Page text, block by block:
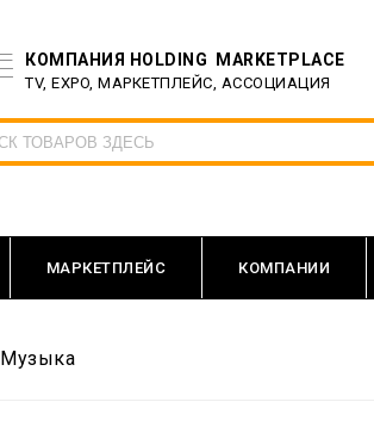
КОМПАНИЯ HOLDING MARKETPLACE
TV, EXPO, МАРКЕТПЛЕЙС, АССОЦИАЦИЯ
МАРКЕТПЛЕЙС КОМПАНИИ
Музыка